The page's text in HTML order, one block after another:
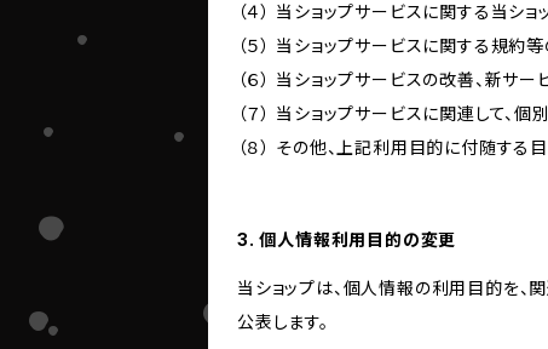
（４） 当ショップサービスに関する当シ
（５） 当ショップサービスに関する規約
（６） 当ショップサービスの改善、新サ
（７） 当ショップサービスに関連して
（８） その他、上記利用目的に付随する
3. 個人情報利用目的の変更
当ショップは、個人情報の利用目的を
公表します。